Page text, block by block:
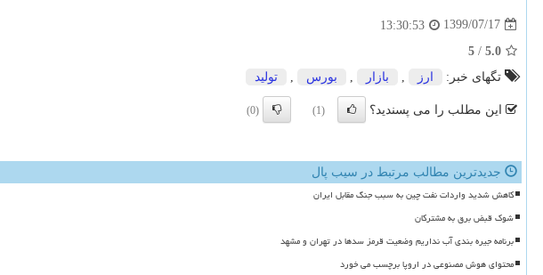
1399/07/17
13:30:53
5.0
/
5
تگهای خبر:
ارز , بازار , بورس , تولید
این مطلب را می پسندید؟ (1)
(0)
جدیدترین مطالب مرتبط در سیب پال
کاهش شدید واردات نفت چین به سبب جنگ مقابل ایران
شوک قبض برق به مشترکان
برنامه جیره بندی آب نداریم وضعیت قرمز سدها در تهران و مشهد
محتوای هوش مصنوعی در اروپا برچسب می خورد